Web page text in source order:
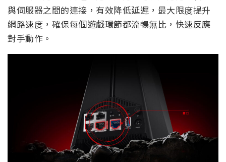
與伺服器之間的連接，有效降低延遲，最大限度提升
網路速度，確保每個遊戲環節都流暢無比，快速反應
對手動作。